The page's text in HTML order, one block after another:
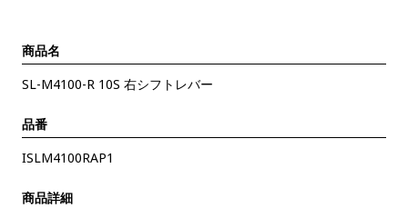
商品名
SL-M4100-R 10S 右シフトレバー
品番
ISLM4100RAP1
商品詳細